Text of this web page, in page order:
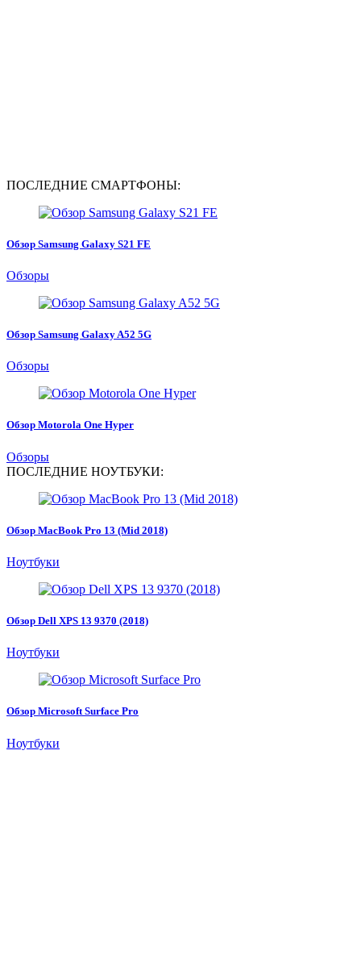
ПОСЛЕДНИЕ СМАРТФОНЫ:
Обзор Samsung Galaxy S21 FE
Обзоры
Обзор Samsung Galaxy A52 5G
Обзоры
Обзор Motorola One Hyper
Обзоры
ПОСЛЕДНИЕ НОУТБУКИ:
Обзор MacBook Pro 13 (Mid 2018)
Ноутбуки
Обзор Dell XPS 13 9370 (2018)
Ноутбуки
Обзор Microsoft Surface Pro
Ноутбуки